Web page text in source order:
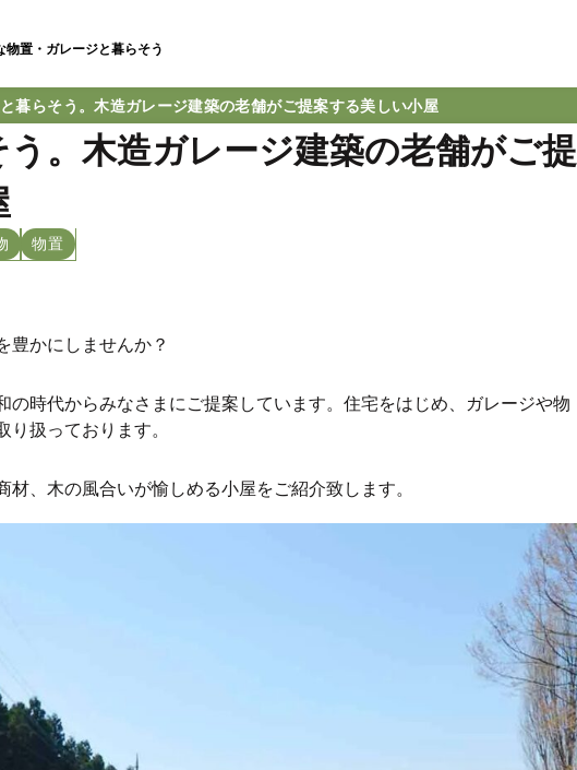
物置・ガレージと暮らそう
暮らそう。木造ガレージ建築の老舗がご提案する美しい小屋
。木造ガレージ建築の老舗がご提
物置
豊かにしませんか？
の時代からみなさまにご提案しています。住宅をはじめ、ガレージや物
扱っております。
、木の風合いが愉しめる小屋をご紹介致します。